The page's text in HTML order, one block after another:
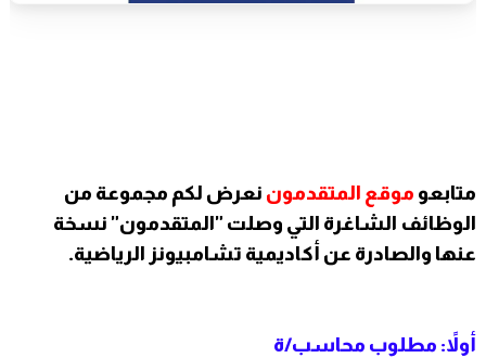
متابعو موقع المتقدمون نعرض لكم مجموعة من
الوظائف الشاغرة التي وصلت "المتقدمون" نسخة
عنها والصادرة عن أكاديمية تشامبيونز الرياضية.
أولاً: مطلوب محاسب/ة